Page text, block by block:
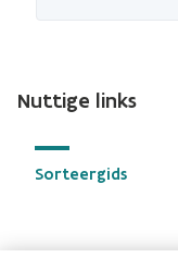
Nuttige links
Sorteergids